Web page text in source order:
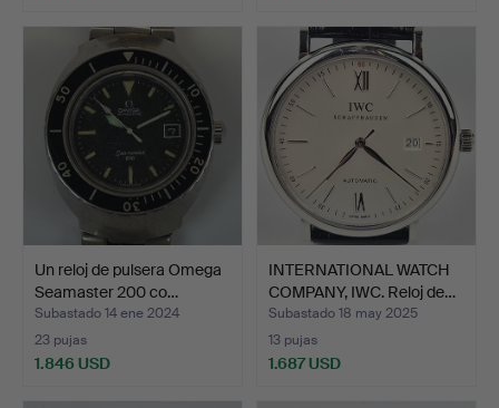
Un reloj de pulsera Omega
Seamaster 200 co…
Subastado 14 ene 2024
23 pujas
1.846 USD
INTERNATIONAL WATCH
COMPANY, IWC. Reloj de…
Subastado 18 may 2025
13 pujas
1.687 USD